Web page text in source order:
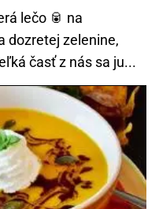
lečo 🥫 na
dozretej zelenine,
časť z nás sa ju...